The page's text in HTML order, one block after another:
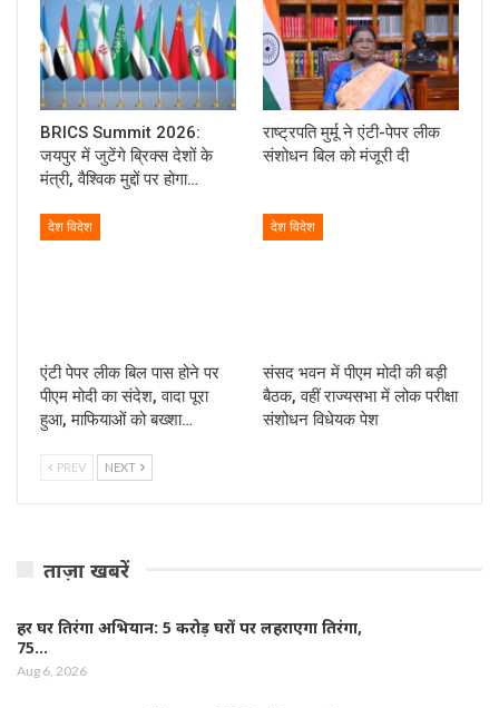
BRICS Summit 2026:
जयपुर में जुटेंगे ब्रिक्स देशों के
मंत्री, वैश्विक मुद्दों पर होगा…
राष्ट्रपति मुर्मू ने एंटी-पेपर लीक
संशोधन बिल को मंजूरी दी
देश विदेश
एंटी पेपर लीक बिल पास होने पर
पीएम मोदी का संदेश, वादा पूरा
हुआ, माफियाओं को बख्शा…
देश विदेश
संसद भवन में पीएम मोदी की बड़ी
बैठक, वहीं राज्यसभा में लोक परीक्षा
संशोधन विधेयक पेश
PREV NEXT
ताज़ा खबरें
हर घर तिरंगा अभियान: 5 करोड़ घरों पर लहराएगा तिरंगा,
75…
Aug 6, 2026